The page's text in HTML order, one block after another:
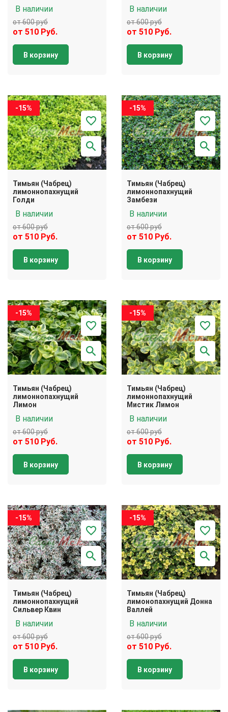
В наличии
от 600 руб
от 510 Руб.
В корзину
В наличии
от 600 руб
от 510 Руб.
В корзину
-15%
Тимьян (Чабрец)
лимоннопахнущий
Голди
В наличии
от 600 руб
от 510 Руб.
В корзину
-15%
Тимьян (Чабрец)
лимоннопахнущий
Замбези
В наличии
от 600 руб
от 510 Руб.
В корзину
-15%
Тимьян (Чабрец)
лимоннопахнущий
Лимон
В наличии
от 600 руб
от 510 Руб.
В корзину
-15%
Тимьян (Чабрец)
лимоннопахнущий
Мистик Лимон
В наличии
от 600 руб
от 510 Руб.
В корзину
-15%
Тимьян (Чабрец)
лимоннопахнущий
Сильвер Квин
В наличии
от 600 руб
от 510 Руб.
В корзину
-15%
Тимьян (Чабрец)
лимонопахнущий Донна
Валлей
В наличии
от 600 руб
от 510 Руб.
В корзину